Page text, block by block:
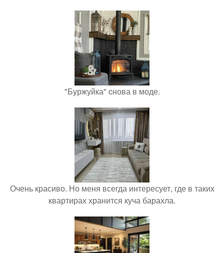
"Буржуйка" cнова в моде.
Очень красиво. Но меня всегда интересует, где в таких
квартирах хранится куча барахла.